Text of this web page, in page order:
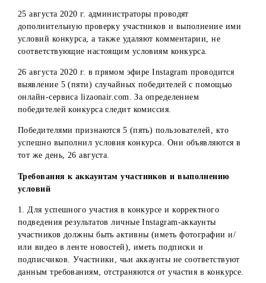
своем самом большом достижении в жизни.
В ходе конкурса администраторы аккаунта следят за
корректным выполнением участниками условий,
консультирую и при необходимости удаляют
участников, не соответствующие правилам.
24 августа 2020 г. в 23:59 часов публикация с конкурсом
закрывается для новых комментариев.
25 августа 2020 г. администраторы проводят
дополнительную проверку участников и выполнение
условий конкурса, а также удаляют комментарии, не
соответствующие настоящим условиям конкурса.
выявление 5 (пяти) случайных победителей с помощью
онлайн-сервиса lizaonair.com. За определением
победителей конкурса следит комиссия.
Победителями признаются 5 (пять) пользователей, кто
успешно выполнил условия конкурса. Они объявляются